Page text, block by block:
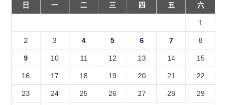
日
一 二 三 四 五 六
1
2 3 4 5 6 7 8
9 10 11 12 13 14 15
16 17 18 19 20 21 22
23 24 25 26 27 28 29